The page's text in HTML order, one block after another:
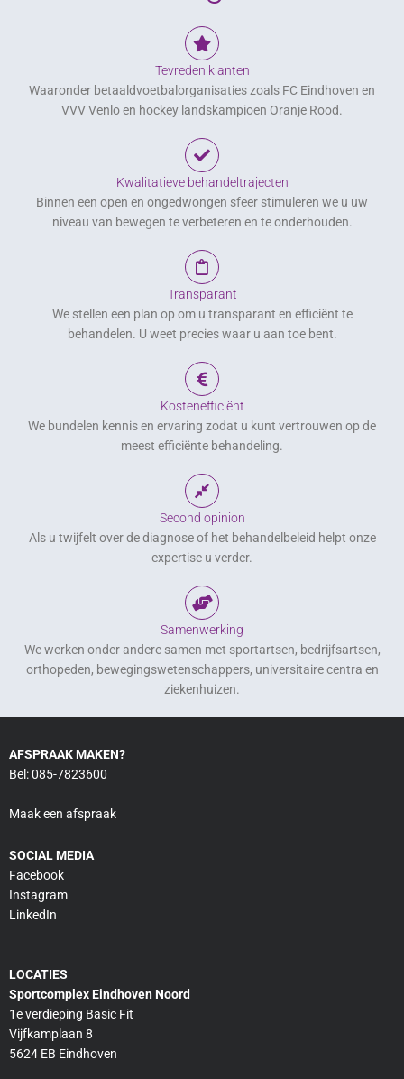
Tevreden klanten
Waaronder betaaldvoetbalorganisaties zoals FC Eindhoven en
VVV Venlo en hockey landskampioen Oranje Rood.
Kwalitatieve behandeltrajecten
Binnen een open en ongedwongen sfeer stimuleren we u uw
niveau van bewegen te verbeteren en te onderhouden.
Transparant
We stellen een plan op om u transparant en efficiënt te
behandelen. U weet precies waar u aan toe bent.
Kostenefficiënt
We bundelen kennis en ervaring zodat u kunt vertrouwen op de
meest efficiënte behandeling.
Second opinion
Als u twijfelt over de diagnose of het behandelbeleid helpt onze
expertise u verder.
Samenwerking
We werken onder andere samen met sportartsen, bedrijfsartsen,
orthopeden, bewegingswetenschappers, universitaire centra en
ziekenhuizen.
AFSPRAAK MAKEN?
Bel: 085-7823600
Maak een afspraak
SOCIAL MEDIA
Facebook
Instagram
LinkedIn
LOCATIES
Sportcomplex Eindhoven Noord
1e verdieping Basic Fit
Vijfkamplaan 8
5624 EB Eindhoven